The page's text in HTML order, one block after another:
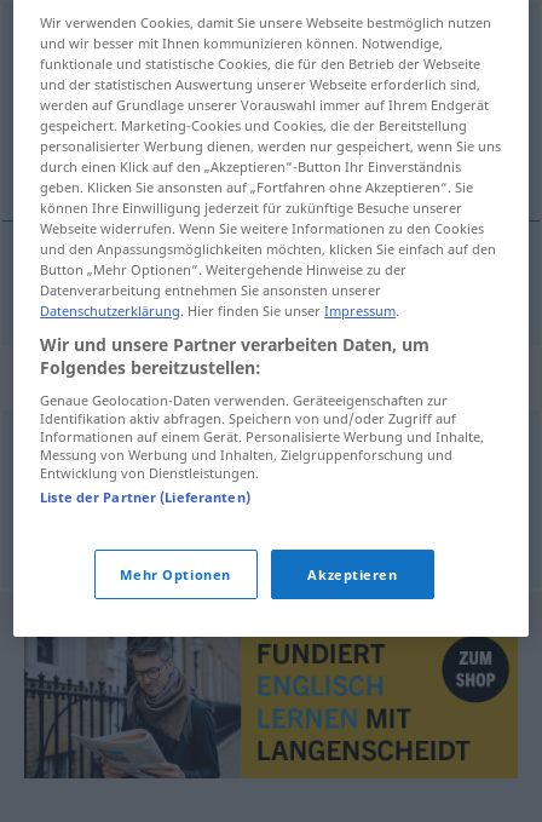
gruntle [ˈgrʌntl]v/t
Übersicht aller Übersetzungen
(Für mehr Details die Übersetzung anklicken/antippen)
froh stimmen
frohstimmen gruntlejemanden
Synonyme für "gruntle"
conciliate,pacify,placate,assuage,gentle,mollify
appease
© Princeton University
Wir verwenden Cookies, damit Sie unsere Webseite bestmöglich nutzen
und wir besser mit Ihnen kommunizieren können. Notwendige,
funktionale und statistische Cookies, die für den Betrieb der Webseite
und der statistischen Auswertung unserer Webseite erforderlich sind,
werden auf Grundlage unserer Vorauswahl immer auf Ihrem Endgerät
gespeichert. Marketing-Cookies und Cookies, die der Bereitstellung
personalisierter Werbung dienen, werden nur gespeichert, wenn Sie uns
durch einen Klick auf den „Akzeptieren“-Button Ihr Einverständnis
geben. Klicken Sie ansonsten auf „Fortfahren ohne Akzeptieren“. Sie
können Ihre Einwilligung jederzeit für zukünftige Besuche unserer
Webseite widerrufen. Wenn Sie weitere Informationen zu den Cookies
und den Anpassungsmöglichkeiten möchten, klicken Sie einfach auf den
Button „Mehr Optionen“. Weitergehende Hinweise zu der
Datenverarbeitung entnehmen Sie ansonsten unserer
Datenschutzerklärung. Hier finden Sie unserImpressum.
Wir und unsere Partner verarbeiten Daten, um
Folgendes bereitzustellen:
Genaue Geolocation-Daten verwenden. Geräteeigenschaften zur
Identifikation aktiv abfragen. Speichern von und/oder Zugriff auf
Informationen auf einem Gerät. Personalisierte Werbung und Inhalte,
Messung von Werbung und Inhalten, Zielgruppenforschung und
Entwicklung von Dienstleistungen.
Liste der Partner (Lieferanten)
Mehr Optionen Akzeptieren